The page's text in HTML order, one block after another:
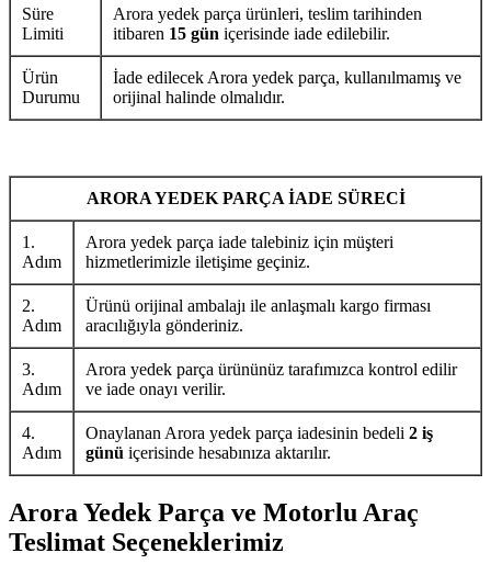
Süre
Limiti
Arora yedek parça ürünleri, teslim tarihinden
itibaren 15 gün içerisinde iade edilebilir.
Ürün
Durumu
İade edilecek Arora yedek parça, kullanılmamış ve
orijinal halinde olmalıdır.
ARORA YEDEK PARÇA İADE SÜRECİ
1.
Adım
Arora yedek parça iade talebiniz için müşteri
hizmetlerimizle iletişime geçiniz.
2.
Adım
Ürünü orijinal ambalajı ile anlaşmalı kargo firması
aracılığıyla gönderiniz.
3.
Adım
Arora yedek parça ürününüz tarafımızca kontrol edilir
ve iade onayı verilir.
4.
Adım
Onaylanan Arora yedek parça iadesinin bedeli 2 iş
günü içerisinde hesabınıza aktarılır.
Arora Yedek Parça ve Motorlu Araç
Teslimat Seçeneklerimiz